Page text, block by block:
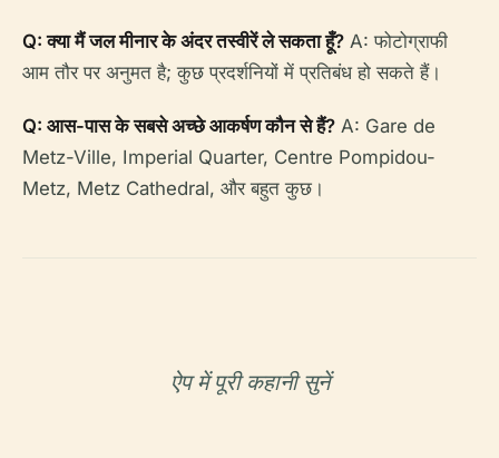
Q: क्या मैं जल मीनार के अंदर तस्वीरें ले सकता हूँ? A: फोटोग्राफी
आम तौर पर अनुमत है; कुछ प्रदर्शनियों में प्रतिबंध हो सकते हैं।
Q: आस-पास के सबसे अच्छे आकर्षण कौन से हैं? A: Gare de
Metz-Ville, Imperial Quarter, Centre Pompidou-
Metz, Metz Cathedral, और बहुत कुछ।
ऐप में पूरी कहानी सुनें